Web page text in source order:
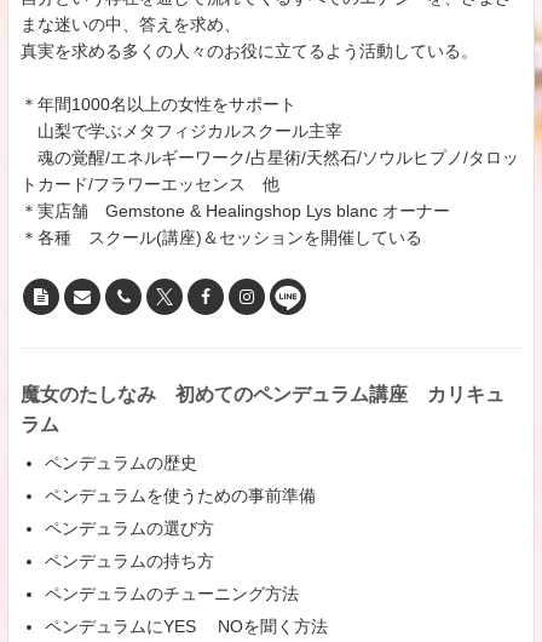
まな迷いの中、答えを求め、
真実を求める多くの人々のお役に立てるよう活動している。
＊年間1000名以上の女性をサポート
山梨で学ぶメタフィジカルスクール主宰
魂の覚醒/エネルギーワーク/占星術/天然石/ソウルヒプノ/タロッ
トカード/フラワーエッセンス 他
＊実店舗 Gemstone & Healingshop Lys blanc オーナー
＊各種 スクール(講座)＆セッションを開催している
魔女のたしなみ 初めてのペンデュラム講座 カリキュ
ラム
ペンデュラムの歴史
ペンデュラムを使うための事前準備
ペンデュラムの選び方
ペンデュラムの持ち方
ペンデュラムのチューニング方法
ペンデュラムにYES NOを聞く方法